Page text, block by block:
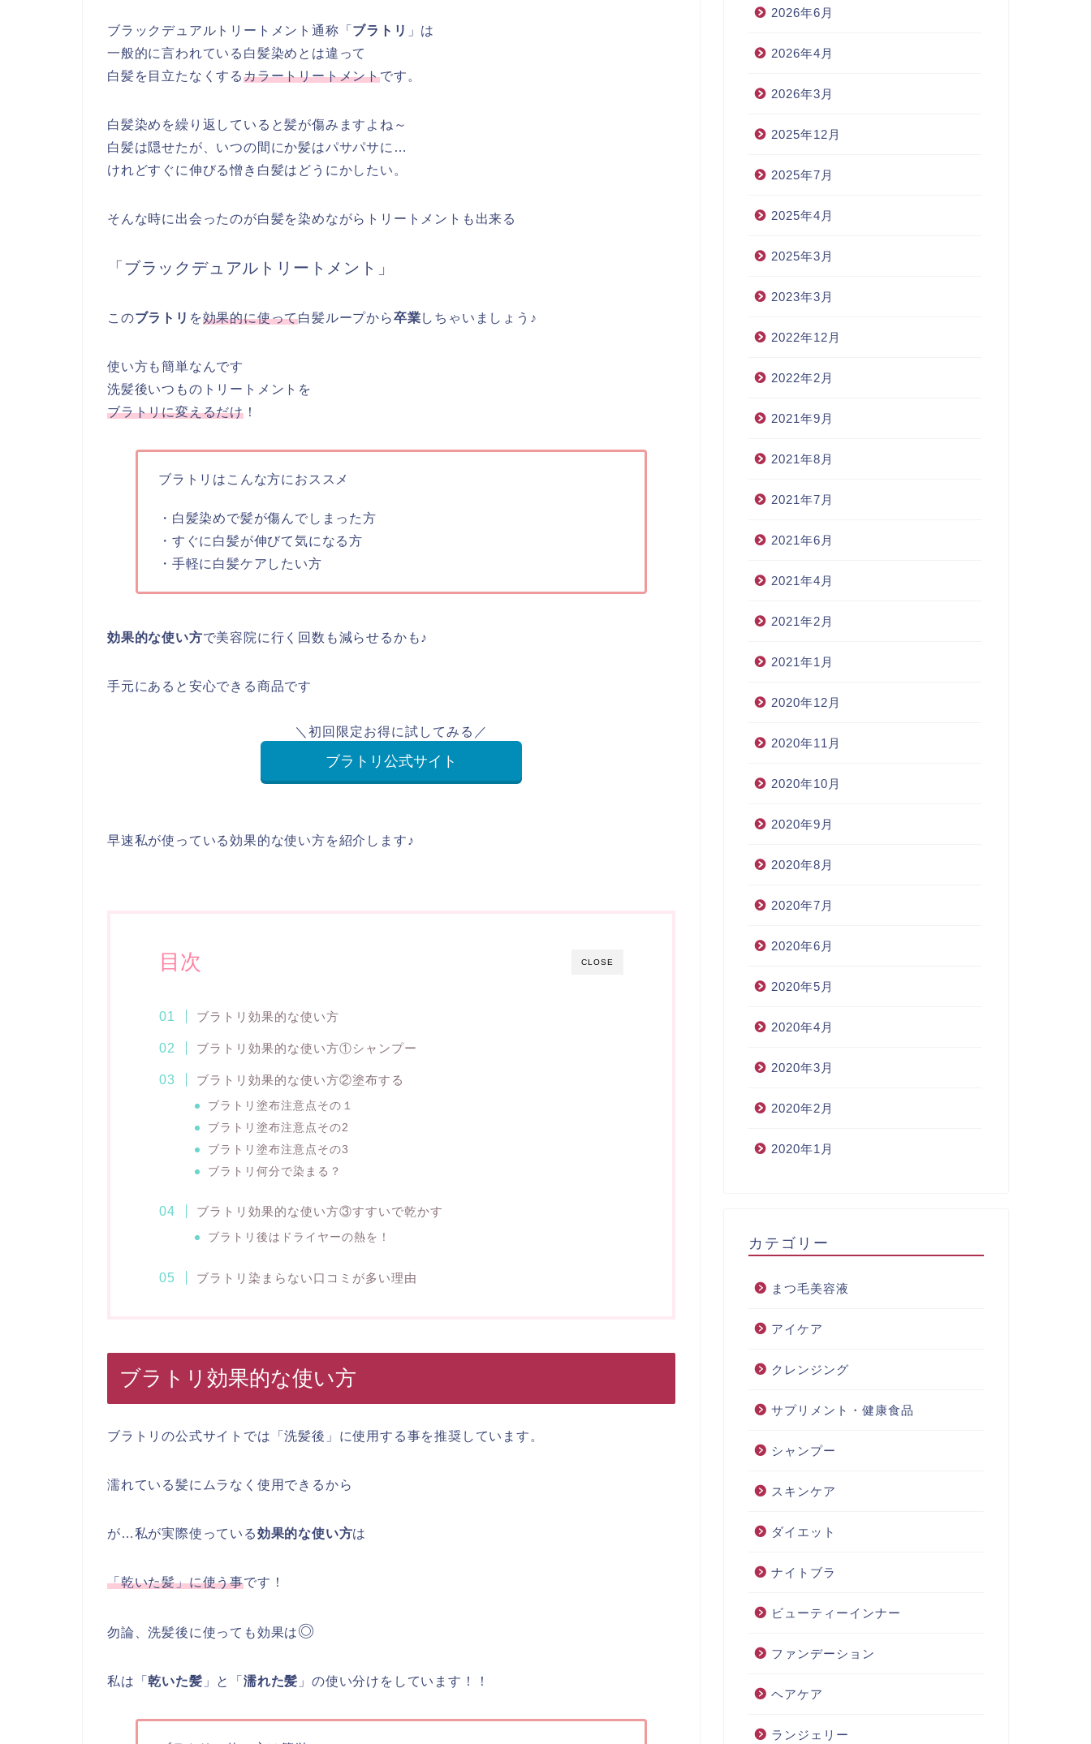
ブラックデュアルトリートメント通称「 ブラトリ 」は
一般的に言われている白髪染めとは違って
白髪を目立たなくするカラートリートメントです。
白髪染めを繰り返していると髪が傷みますよね～
白髪は隠せたが、いつの間にか髪はパサパサに…
けれどすぐに伸びる憎き白髪はどうにかしたい。
そんな時に出会ったのが白髪を染めながらトリートメントも出来る
「ブラックデュアルトリートメント」
このブラトリ を効果的に使って白髪ループから卒業しちゃいましょう♪
使い方も簡単なんです
洗髪後いつものトリートメントを
ブラトリに変えるだけ ！
ブラトリはこんな方におススメ
・白髪染めで髪が傷んでしまった方
・すぐに白髪が伸びて気になる方
・手軽に白髪ケアしたい方
効果的な使い方で美容院に行く回数も減らせるかも♪
手元にあると安心できる商品です
＼初回限定お得に試してみる／
ブラトリ公式サイト
早速私が使っている効果的な使い方を紹介します♪
CLOSE
目次
ブラトリ効果的な使い方
ブラトリ効果的な使い方①シャンプー
ブラトリ効果的な使い方②塗布する
ブラトリ塗布注意点その１
ブラトリ塗布注意点その2
ブラトリ塗布注意点その3
ブラトリ何分で染まる？
ブラトリ効果的な使い方③すすいで乾かす
ブラトリ後はドライヤーの熱を！
ブラトリ染まらない口コミが多い理由
ブラトリ効果的な使い方
ブラトリの公式サイトでは「洗髪後」に使用する事を推奨しています。
濡れている髪にムラなく使用できるから
が…私が実際使っている効果的な使い方は
「乾いた髪」に使う事です！
勿論、洗髪後に使っても効果は◎
私は「乾いた髪 」と「濡れた髪 」の使い分けをしています！！
2026年6月
2026年4月
2026年3月
2025年12月
2025年7月
2025年4月
2025年3月
2023年3月
2022年12月
2022年2月
2021年9月
2021年8月
2021年7月
2021年6月
2021年4月
2021年2月
2021年1月
2020年12月
2020年11月
2020年10月
2020年9月
2020年8月
2020年7月
2020年6月
2020年5月
2020年4月
2020年3月
2020年2月
2020年1月
カテゴリー
まつ毛美容液
アイケア
クレンジング
サプリメント・健康食品
シャンプー
スキンケア
ダイエット
ナイトブラ
ビューティーインナー
ファンデーション
ヘアケア
ランジェリー